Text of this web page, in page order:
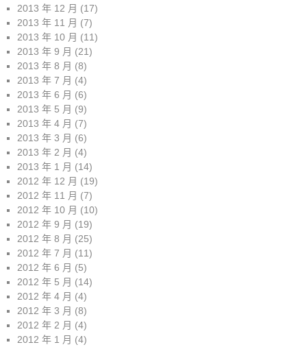
2013 年 12 月 (17)
2013 年 11 月 (7)
2013 年 10 月 (11)
2013 年 9 月 (21)
2013 年 8 月 (8)
2013 年 7 月 (4)
2013 年 6 月 (6)
2013 年 5 月 (9)
2013 年 4 月 (7)
2013 年 3 月 (6)
2013 年 2 月 (4)
2013 年 1 月 (14)
2012 年 12 月 (19)
2012 年 11 月 (7)
2012 年 10 月 (10)
2012 年 9 月 (19)
2012 年 8 月 (25)
2012 年 7 月 (11)
2012 年 6 月 (5)
2012 年 5 月 (14)
2012 年 4 月 (4)
2012 年 3 月 (8)
2012 年 2 月 (4)
2012 年 1 月 (4)